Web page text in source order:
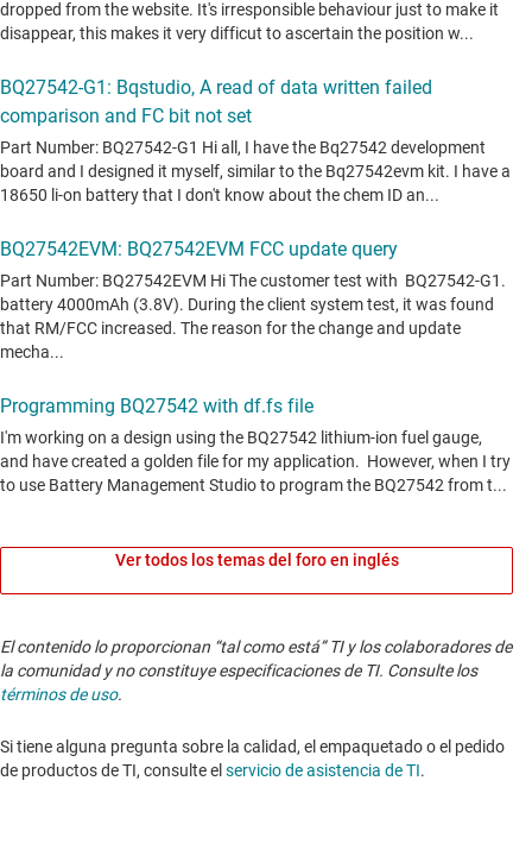
Ver todos los temas del foro en inglés
El contenido lo proporcionan “tal como está” TI y los colaboradores de
la comunidad y no constituye especificaciones de TI. Consulte los
términos de uso.
Si tiene alguna pregunta sobre la calidad, el empaquetado o el pedido
de productos de TI, consulte el servicio de asistencia de TI.